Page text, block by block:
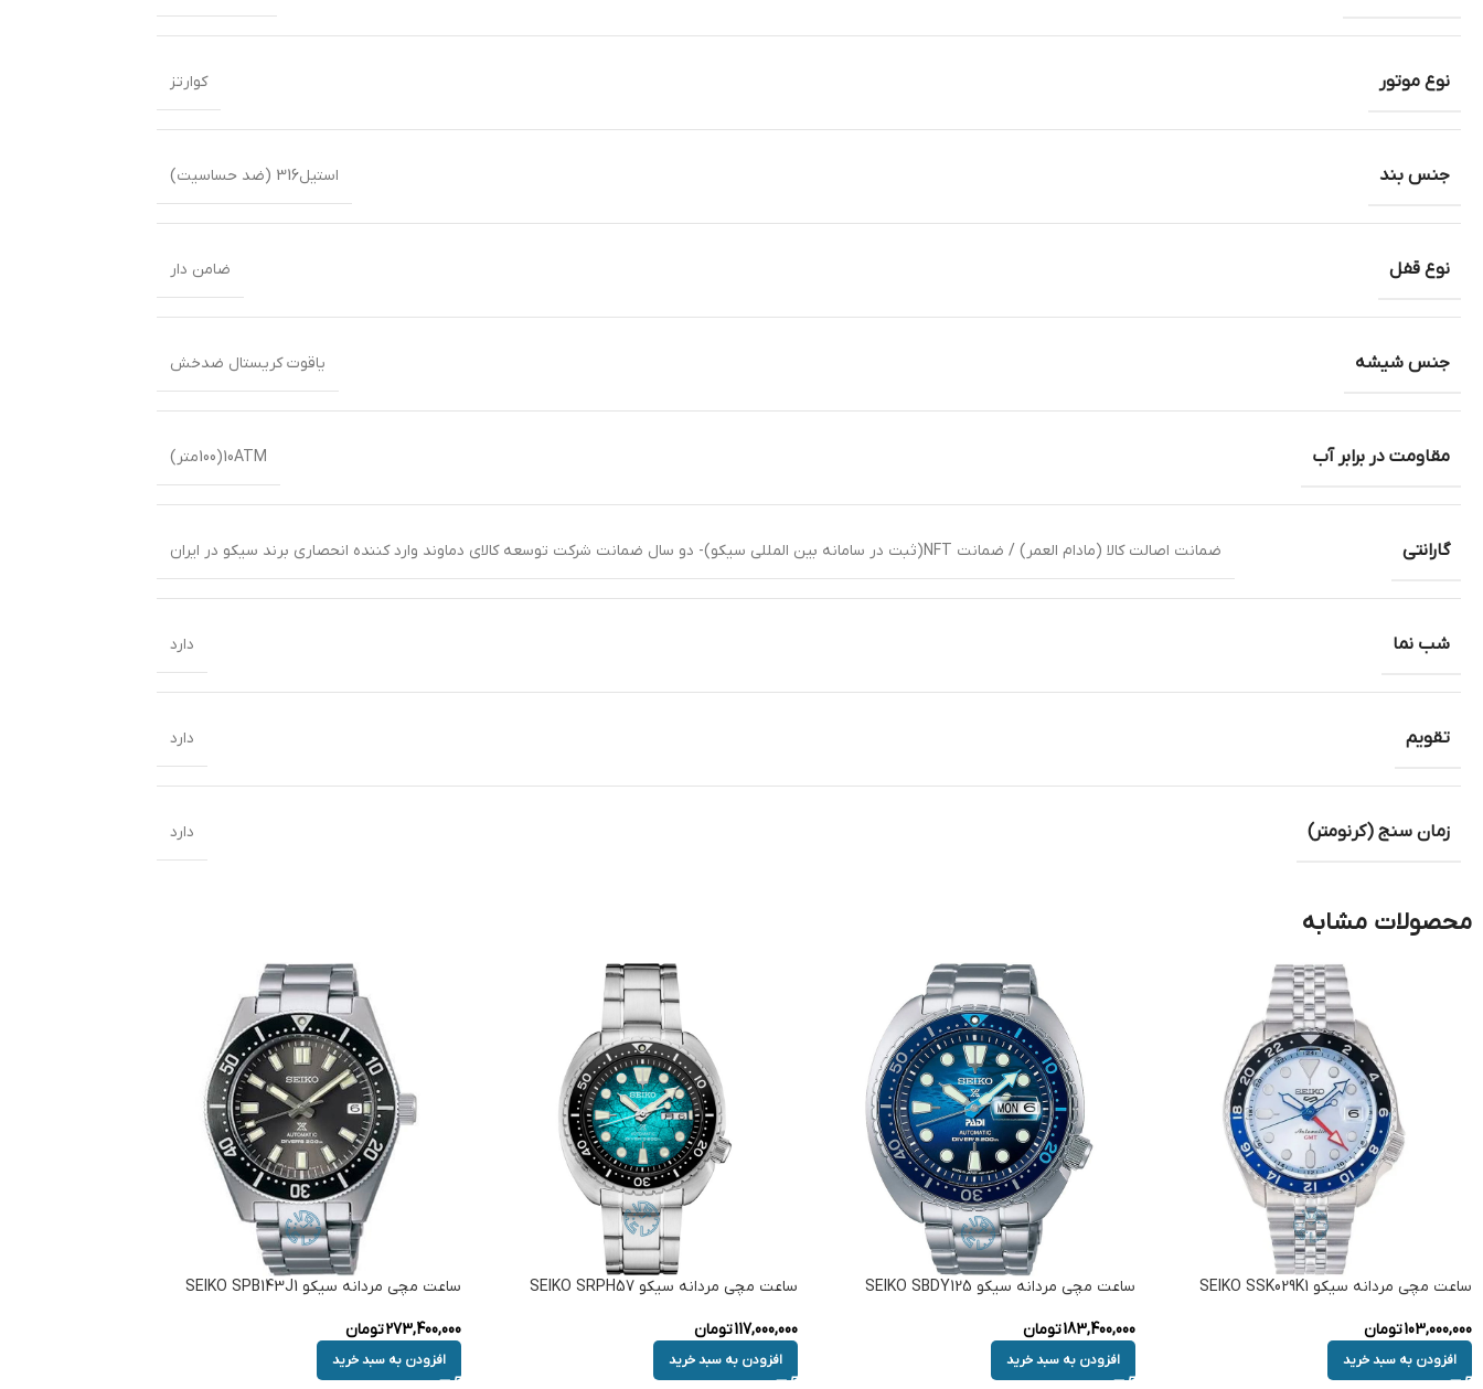
نوع موتور کوارتز
جنس بند استیل316 (ضد حساسیت)
نوع قفل ضامن دار
جنس شیشه یاقوت کریستال ضدخش
مقاومت در برابر آب 10ATM(100متر)
گارانتی ضمانت اصالت کالا (مادام العمر) / ضمانت NFT(ثبت در سامانه بین المللی سیکو)- دو سال ضمانت شرکت توسعه کالای دماوند وارد کننده انحصاری برند سیکو در ایران
شب نما دارد
تقویم دارد
زمان سنج (کرنومتر) دارد
محصولات مشابه
ساعت مچی مردانه سیکو SEIKO SSK029K1
103,000,000تومان
افزودن به سبد خرید
ساعت مچی مردانه سیکو SEIKO SBDY125
183,400,000تومان
افزودن به سبد خرید
ساعت مچی مردانه سیکو SEIKO SRPH57
117,000,000تومان
افزودن به سبد خرید
ساعت مچی مردانه سیکو SEIKO SPB143J1
273,400,000تومان
افزودن به سبد خرید